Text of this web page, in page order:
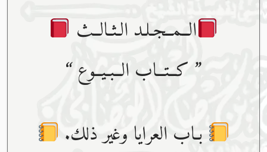
الــمــجـلـد الـثـالــث
” كــتــاب الــبـيــوع “
بـاب العرايا وغير ذلك.